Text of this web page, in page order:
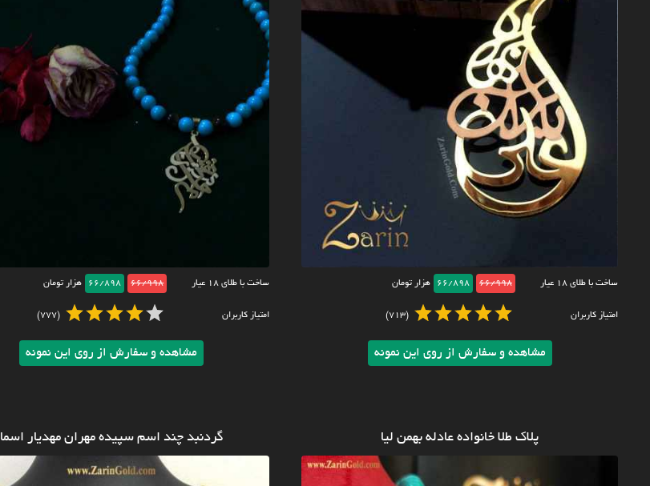
ساخت با طلای ۱۸ عیار 66/998
66/898 هزار تومان
امتیاز کاربران (713)
مشاهده و سفارش از روی این نمونه
ساخت با طلای ۱۸ عیار 66/998
66/898 هزار تومان
امتیاز کاربران (777)
مشاهده و سفارش از روی این نمونه
پلاک طلا خانواده عادله بهمن لیا گردنبد چند اسم سپیده مهران مهدیار اسما